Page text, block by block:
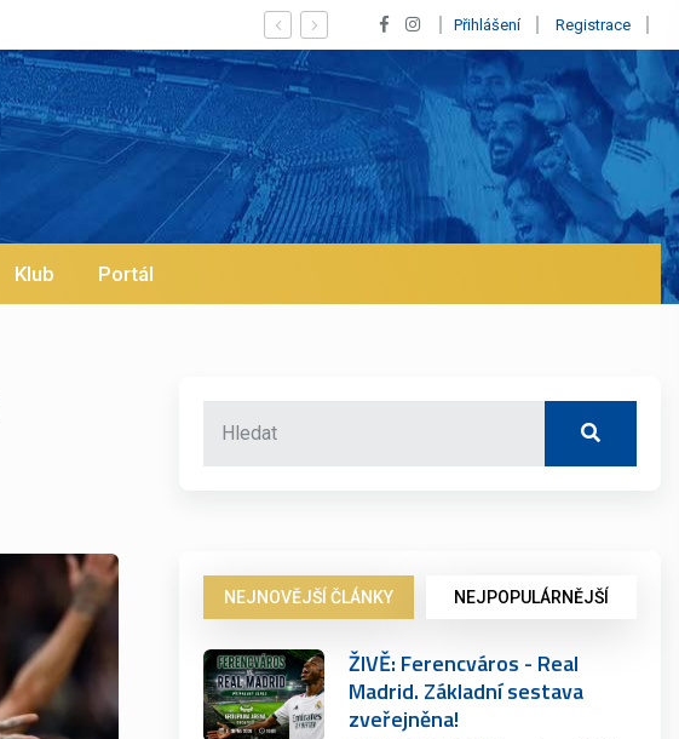
Vypískaný Vinícius! Blíží se jeho odchod z Realu a pustí se klub
Přihlášení Registrace
Klub Portál
NEJNOVĚJŠÍ ČLÁNKY NEJPOPULÁRNĚJŠÍ
ŽIVĚ: Ferencváros - Real
Madrid. Základní sestava
zveřejněna!